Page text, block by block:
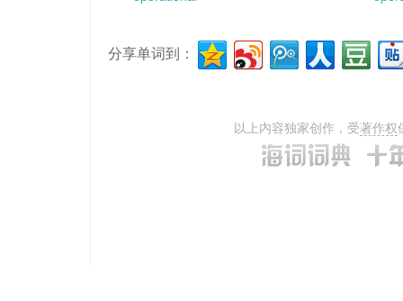
分享单词到：
以上内容独家创作，受著作权